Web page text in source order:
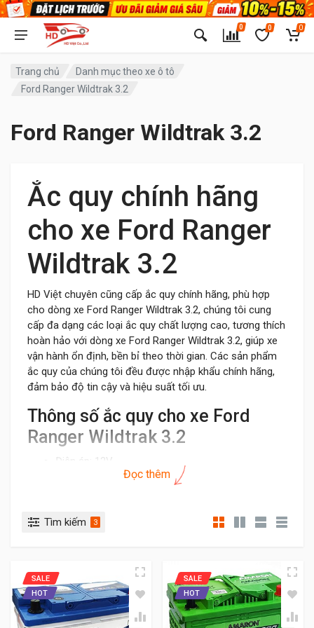
0 0 0
Trang chủ
Danh mục theo xe ô tô
Ford Ranger Wildtrak 3.2
Ford Ranger Wildtrak 3.2
Ắc quy chính hãng
cho xe Ford Ranger
Wildtrak 3.2
HD Việt chuyên cũng cấp ắc quy chính hãng, phù hợp
cho dòng xe Ford Ranger Wildtrak 3.2, chúng tôi cung
cấp đa dạng các loại ắc quy chất lượng cao, tương thích
hoàn hảo với dòng xe Ford Ranger Wildtrak 3.2, giúp xe
vận hành ổn định, bền bỉ theo thời gian. Các sản phẩm
ắc quy của chúng tôi đều được nhập khẩu chính hãng,
đảm bảo độ tin cậy và hiệu suất tối ưu.
Thông số ắc quy cho xe Ford
Ranger Wildtrak 3.2
Điện áp: 12V
Dung lượng bình: 74Ah đến 80Ah
x 175 x 175mm
Nên chọn bình khô, miễn bảo dưỡng (MF) khi thay
thế.
Vị trí ắc quy: nằm ở khoang động cơ, dưới nắp
cabo xe, ắc quy để gần đèn pha bên trái.
Đọc thêm
Tìm kiếm 3
SALE
HOT
SALE
HOT